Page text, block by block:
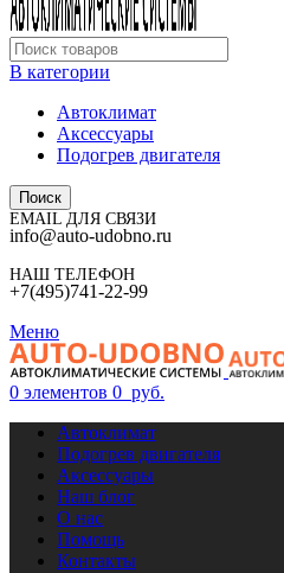
В категории
Автоклимат
Аксессуары
Подогрев двигателя
Поиск
EMAIL ДЛЯ СВЯЗИ
info@auto-udobno.ru
НАШ ТЕЛЕФОН
+7(495)741-22-99
Меню
0 элементов 0 руб.
Автоклимат
Подогрев двигателя
Аксессуары
Наш блог
О нас
Помощь
Контакты